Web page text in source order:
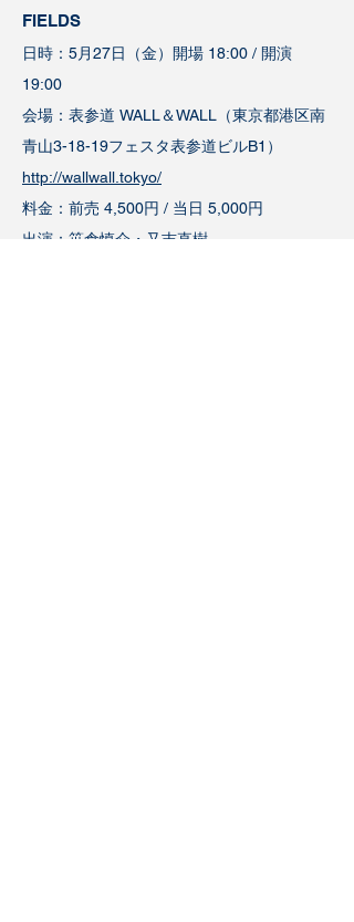
FIELDS
日時：5月27日（金） 開場 18:00 / 開演
19:00
会場：表参道 WALL＆WALL（東京都港区南
青山3-18-19フェスタ表参道ビルB1）
http://wallwall.tokyo/
料金：前売 4,500円 / 当日 5,000円
出演：笹倉慎介・又吉直樹